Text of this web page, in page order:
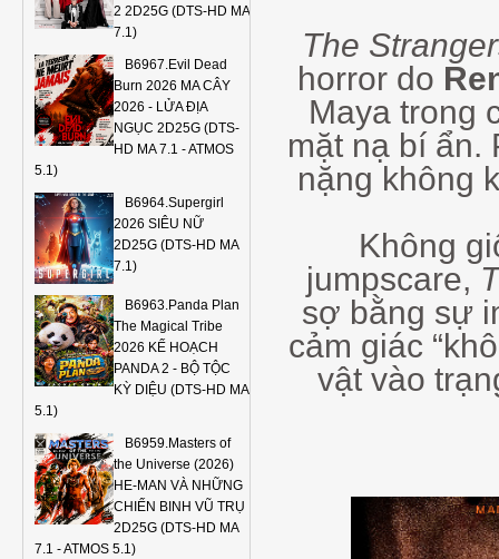
2 2D25G (DTS-HD MA
7.1)
B6967.Evil Dead
Burn 2026 MA CÂY
2026 - LỬA ĐỊA
NGỤC 2D25G (DTS-
HD MA 7.1 - ATMOS
5.1)
B6964.Supergirl
2026 SIÊU NỮ
2D25G (DTS-HD MA
7.1)
B6963.Panda Plan
The Magical Tribe
2026 KẾ HOẠCH
PANDA 2 - BỘ TỘC
KỲ DIỆU (DTS-HD MA
5.1)
B6959.Masters of
the Universe (2026)
HE-MAN VÀ NHỮNG
CHIẾN BINH VŨ TRỤ
2D25G (DTS-HD MA
7.1 - ATMOS 5.1)
The
horror do
Maya trong
mặt nạ bí ẩn.
nặng không
Không
jumpscare,
sợ bằng sự
cảm giác
vật vào